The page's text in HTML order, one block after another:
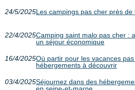
24/5/2025Les campings pas cher près de
22/4/2025Camping saint malo pas cher :
un séjour économique
16/4/2025Où partir pour les vacances
hébergements à découvrir
03/4/2025Séjournez dans des